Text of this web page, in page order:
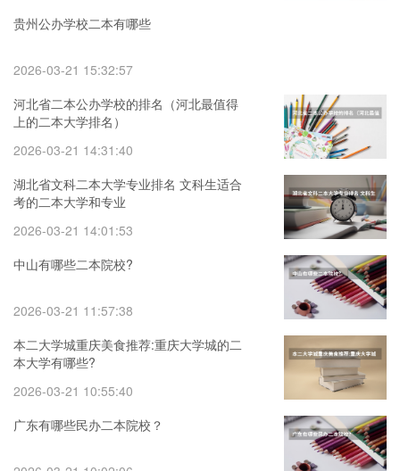
贵州公办学校二本有哪些
2026-03-21 15:32:57
河北省二本公办学校的排名（河北最值得
上的二本大学排名）
2026-03-21 14:31:40
湖北省文科二本大学专业排名 文科生适合
考的二本大学和专业
2026-03-21 14:01:53
中山有哪些二本院校?
2026-03-21 11:57:38
本二大学城重庆美食推荐:重庆大学城的二
本大学有哪些?
2026-03-21 10:55:40
广东有哪些民办二本院校？